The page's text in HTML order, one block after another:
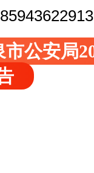
市公安局